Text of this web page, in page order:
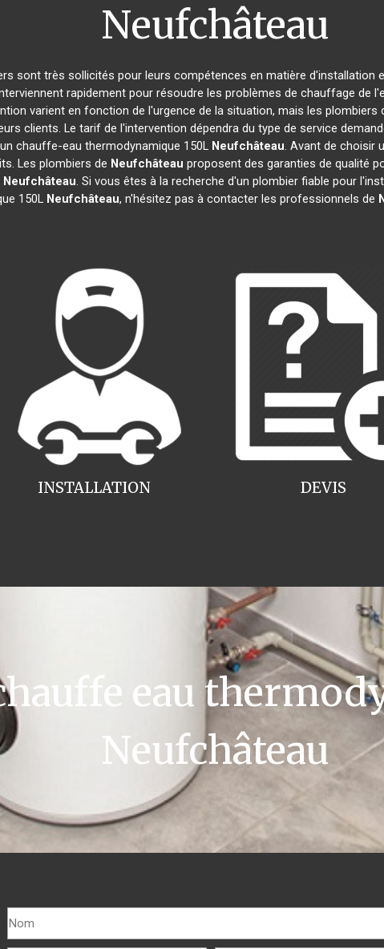
Neufchâteau
sont très sollicités pour leurs compétences en matière d'installation
rapidement pour résoudre les problèmes de chauffage de
varient en fonction de l'urgence de la situation, mais les plombiers
clients. Le tarif de l'intervention dépendra du type de service
chauffe-eau thermodynamique 150L Neufchâteau. Avant de choisir
Les plombiers de Neufchâteau proposent des garanties de qualité
Neufchâteau. Si vous êtes à la recherche d'un plombier fiable pour
150L Neufchâteau, n'hésitez pas à contacter les professionnels de
INSTALLATION DEVIS
eau
Neufchâteau